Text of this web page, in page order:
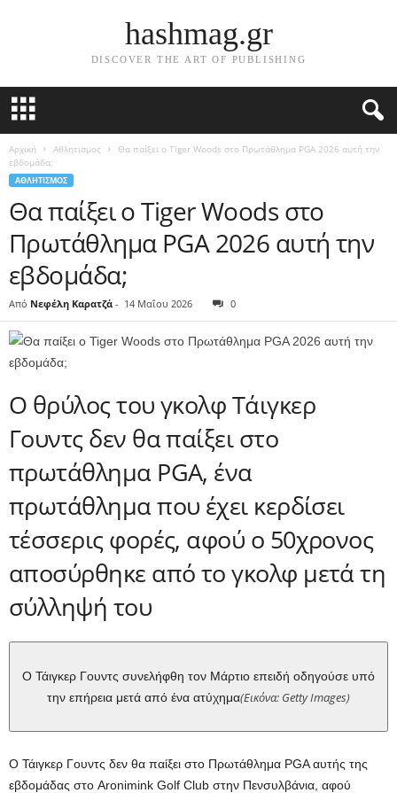
hashmag.gr
DISCOVER THE ART OF PUBLISHING
Αρχική Αθλητισμος
Θα παίξει ο Tiger Woods στο Πρωτάθλημα PGA 2026 αυτή την
εβδομάδα;
ΑΘΛΗΤΙΣΜΟΣ
Θα παίξει ο Tiger Woods στο
Πρωτάθλημα PGA 2026 αυτή την
εβδομάδα;
Από Νεφέλη Καρατζά - 14 Μαΐου 2026 0
Ο θρύλος του γκολφ Τάιγκερ
Γουντς δεν θα παίξει στο
πρωτάθλημα PGA, ένα
πρωτάθλημα που έχει κερδίσει
τέσσερις φορές, αφού ο 50χρονος
αποσύρθηκε από το γκολφ μετά τη
σύλληψή του
Ο Τάιγκερ Γουντς συνελήφθη τον Μάρτιο επειδή οδηγούσε υπό
την επήρεια μετά από ένα ατύχημα(Εικόνα: Getty Images)
Ο Τάιγκερ Γουντς δεν θα παίξει στο Πρωτάθλημα PGA αυτής της
εβδομάδας στο Aronimink Golf Club στην Πενσυλβάνια, αφού